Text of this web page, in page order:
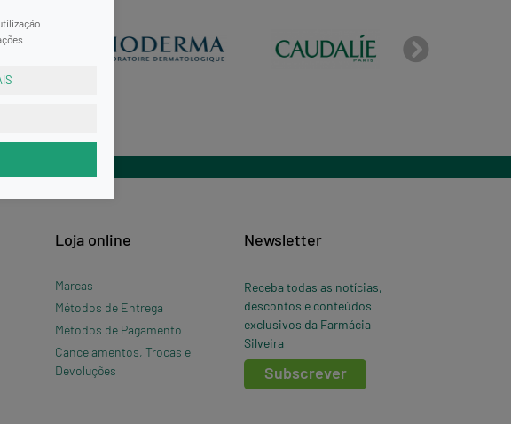
Loja online
Marcas
Métodos de Entrega
Métodos de Pagamento
Cancelamentos, Trocas e
Devoluções
Newsletter
Receba todas as notícias,
descontos e conteúdos
exclusivos da Farmácia
Silveira
Subscrever